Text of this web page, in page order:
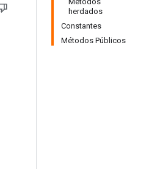
herdados
Constantes
Métodos Públicos